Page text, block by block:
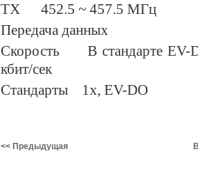
TX 452.5 ~ 457.5 MГц
Передача данных
Скорость В стандарте EV-
кбит/сек
Cтандарты 1x, EV-DO
<< Предыдущая